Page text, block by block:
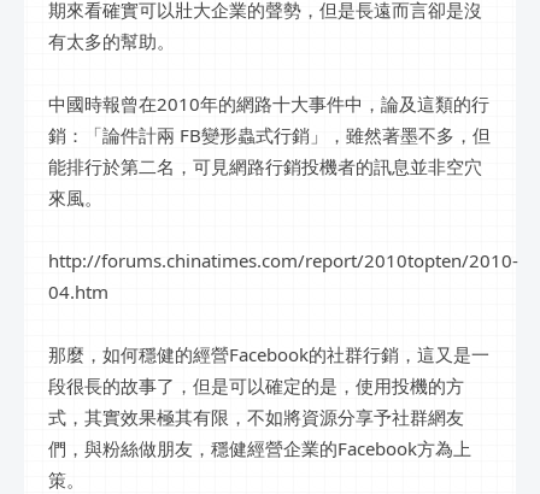
期來看確實可以壯大企業的聲勢，但是長遠而言卻是沒
有太多的幫助。
中國時報曾在2010年的網路十大事件中，論及這類的行
銷：「論件計兩 FB變形蟲式行銷」，雖然著墨不多，但
能排行於第二名，可見網路行銷投機者的訊息並非空穴
來風。
http://forums.chinatimes.com/report/2010topten/2010-
04.htm
那麼，如何穩健的經營Facebook的社群行銷，這又是一
段很長的故事了，但是可以確定的是，使用投機的方
式，其實效果極其有限，不如將資源分享予社群網友
們，與粉絲做朋友，穩健經營企業的Facebook方為上
策。